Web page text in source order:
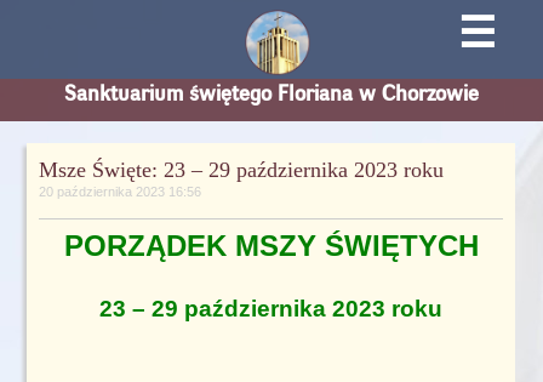
☰
Sanktuarium świętego Floriana w Chorzowie
Msze Święte: 23 – 29 października 2023 roku
20 października 2023 16:56
PORZĄDEK MSZY ŚWIĘTYCH
23 – 29 października 2023 roku